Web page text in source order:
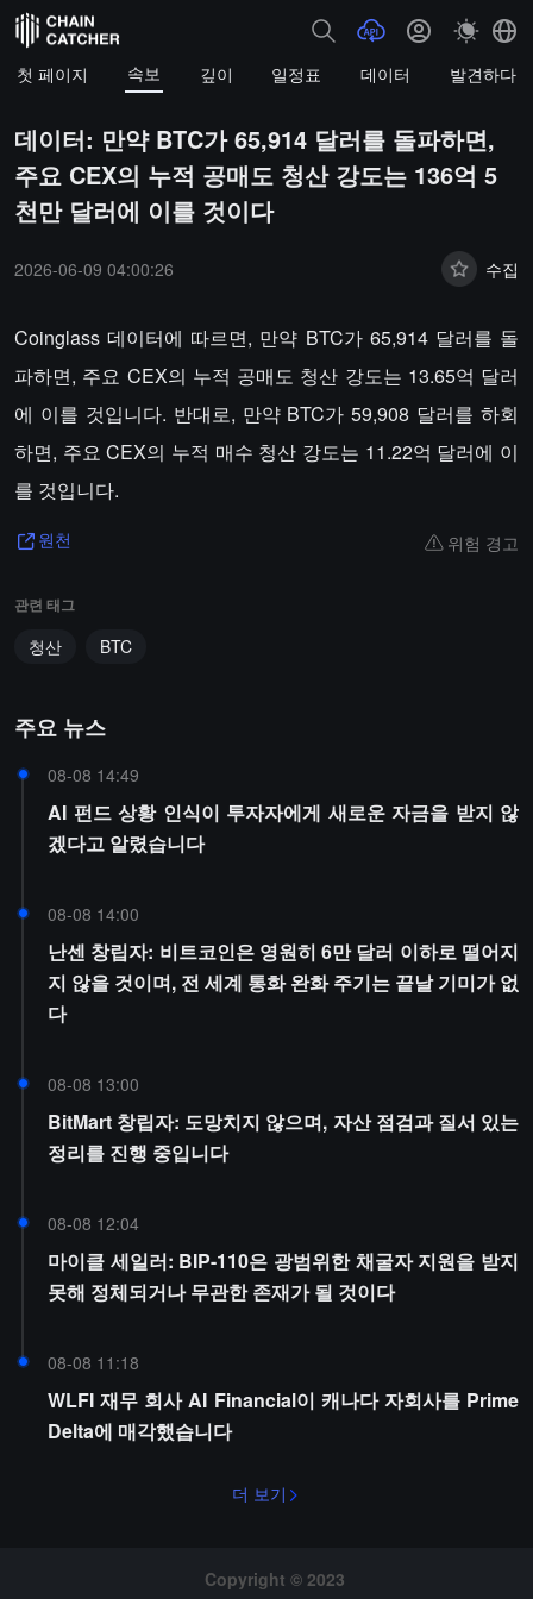
첫 페이지 속보 깊이 일정표 데이터 발견하다
데이터: 만약 BTC가 65,914 달러를 돌파하면,
주요 CEX의 누적 공매도 청산 강도는 136억 5
천만 달러에 이를 것이다
2026-06-09 04:00:26 수집
Coinglass 데이터에 따르면, 만약 BTC가 65,914 달러를 돌
파하면, 주요 CEX의 누적 공매도 청산 강도는 13.65억 달러
에 이를 것입니다. 반대로, 만약 BTC가 59,908 달러를 하회
하면, 주요 CEX의 누적 매수 청산 강도는 11.22억 달러에 이
를 것입니다.
원천 위험 경고
관련 태그
청산 BTC
주요 뉴스
08-08 14:49
AI 펀드 상황 인식이 투자자에게 새로운 자금을 받지 않
겠다고 알렸습니다
08-08 14:00
난센 창립자: 비트코인은 영원히 6만 달러 이하로 떨어지
지 않을 것이며, 전 세계 통화 완화 주기는 끝날 기미가 없
다
08-08 13:00
BitMart 창립자: 도망치지 않으며, 자산 점검과 질서 있는
정리를 진행 중입니다
08-08 12:04
마이클 세일러: BIP-110은 광범위한 채굴자 지원을 받지
못해 정체되거나 무관한 존재가 될 것이다
08-08 11:18
WLFI 재무 회사 AI Financial이 캐나다 자회사를 Prime
Delta에 매각했습니다
더 보기
Copyright © 2023